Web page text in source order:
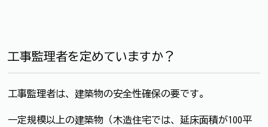
工事監理者を定めていますか？
工事監理者は、建築物の安全性確保の要です。
一定規模以上の建築物（木造住宅では、延床面積が100平